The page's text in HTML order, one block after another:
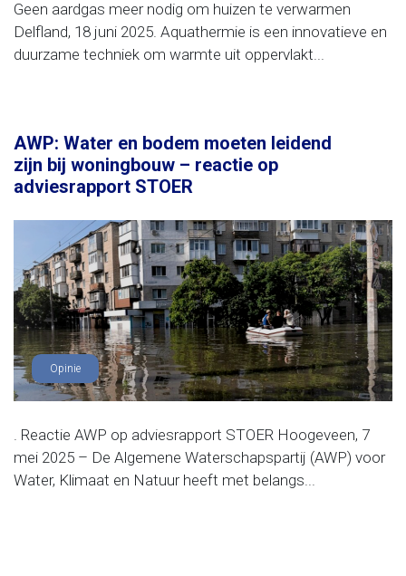
Geen aardgas meer nodig om huizen te verwarmen
Delfland, 18 juni 2025. Aquathermie is een innovatieve en
duurzame techniek om warmte uit oppervlakt...
AWP: Water en bodem moeten leidend
zijn bij woningbouw – reactie op
adviesrapport STOER
Opinie
. Reactie AWP op adviesrapport STOER Hoogeveen, 7
mei 2025 – De Algemene Waterschapspartij (AWP) voor
Water, Klimaat en Natuur heeft met belangs...